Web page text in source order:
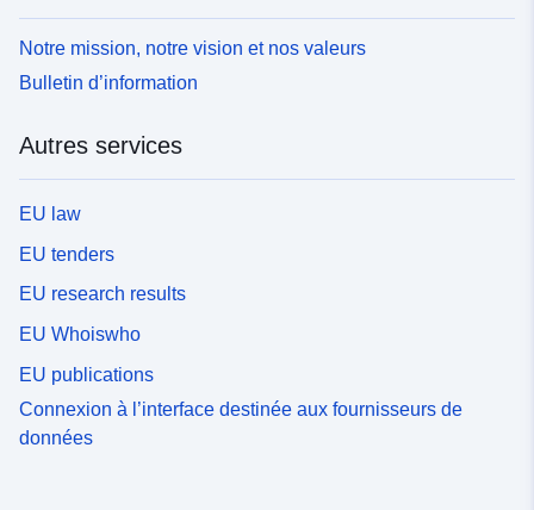
Notre mission, notre vision et nos valeurs
Bulletin d’information
Autres services
EU law
EU tenders
EU research results
EU Whoiswho
EU publications
Connexion à l’interface destinée aux fournisseurs de
données